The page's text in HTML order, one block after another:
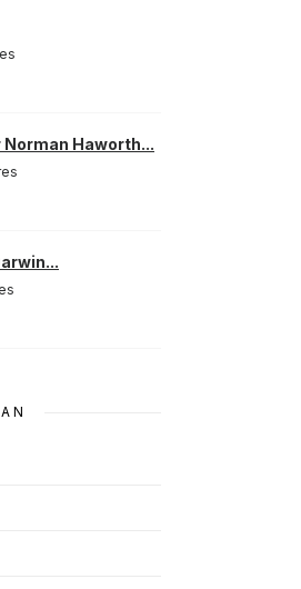
Norman Haworth...